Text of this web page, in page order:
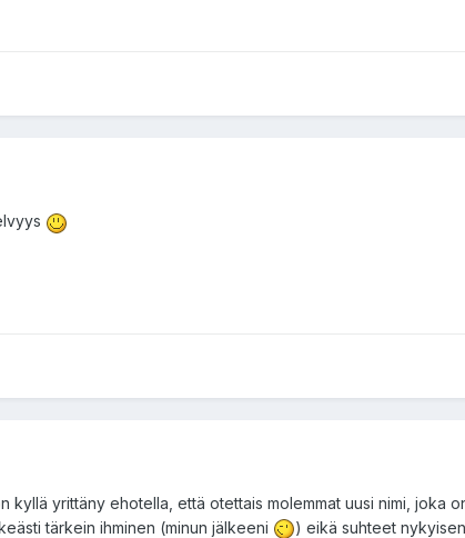
kyllä yrittäny ehotella, että otettais molemmat uusi nimi, joka
tärkein ihminen (minun jälkeeni
) eikä suhteet